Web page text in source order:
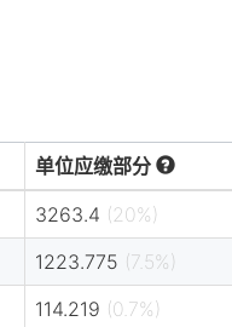
单位应缴部分
3263.4 (20%)
1223.775 (7.5%)
114.219 (0.7%)